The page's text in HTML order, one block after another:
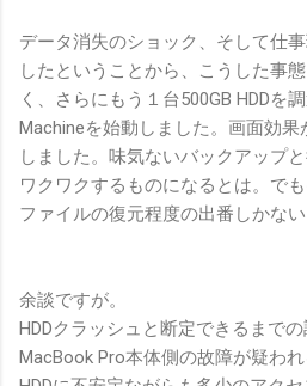
データ消失のショック、そして仕
したということから、こうした事
く、さらにもう１台500GB HDDを
Machineを始動しました。画面効
しました。味気ないバックアップ
ワクワクするものになるとは。で
ファイルの復元程度の出番しかない
余談ですが。
HDDクラッシュと断定できるまでの
MacBook Pro本体側の故障が疑われ